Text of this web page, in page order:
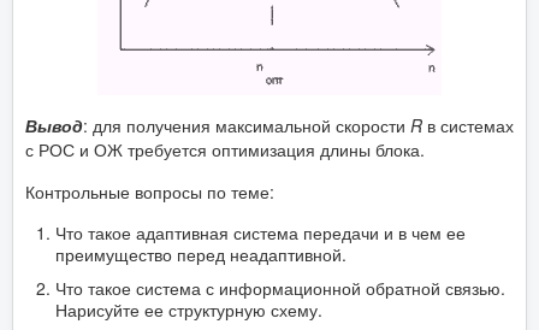
Вывод: для получения максимальной скорости R в системах
с РОС и ОЖ требуется оптимизация длины блока.
Контрольные вопросы по теме:
Что такое адаптивная система передачи и в чем ее
преимущество перед неадаптивной.
Что такое система с информационной обратной связью.
Нарисуйте ее структурную схему.